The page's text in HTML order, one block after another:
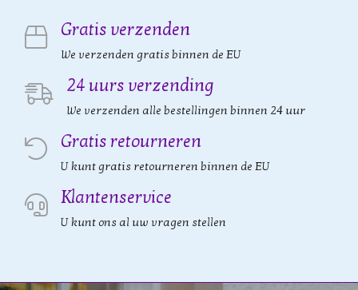
Gratis verzenden
We verzenden gratis binnen de EU
24 uurs verzending
We verzenden alle bestellingen binnen 24 uur
Gratis retourneren
U kunt gratis retourneren binnen de EU
Klantenservice
U kunt ons al uw vragen stellen